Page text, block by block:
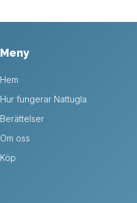
Meny
Hem
Hur fungerar Nattugla
Berättelser
Om oss
Köp